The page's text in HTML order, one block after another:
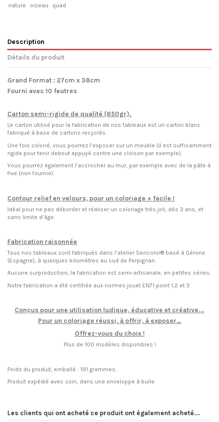
nature oiseau quad
Description
Détails du produit
Grand Format : 27cm x 38cm
Fourni avec 10 feutres
Carton semi-rigide de qualité (650gr).
Le carton utilisé pour la fabrication de nos tableaux est un carton blanc
fabriqué à base de cartons recyclés.
Une fois colorié, vous pourrez l’exposer sur un meuble (il est suffisamment
rigide pour tenir debout appuyé contre une cloison par exemple).
Vous pourrez également l’accrocher au mur, par exemple avec de la pâte à
fixe (non fournie).
Contour relief en velours, pour un coloriage + facile !
Idéal pour ne pas déborder et réaliser un coloriage très joli, dès 3 ans, et
sans limite d’âge.
Fabrication raisonnée
Tous nos tableaux sont fabriqués dans l’atelier Sericolor® basé à Gérone
(Espagne), à quelques kilomètres au sud de Perpignan.
Aucune surproduction, la fabrication est semi-artisanale, en petites séries.
Notre fabrication a été certifiée aux normes jouet EN71 point 1,2 et 3.
Conçus pour une utilisation ludique, éducative et créative...
Pour un coloriage réussi, à offrir, à exposer…
Offrez-vous du choix !
Plus de 100 modèles disponibles !
Poids du produit, emballé : 191 grammes.
Produit expédié avec soin, dans une enveloppe à bulle.
Les clients qui ont acheté ce produit ont également acheté...